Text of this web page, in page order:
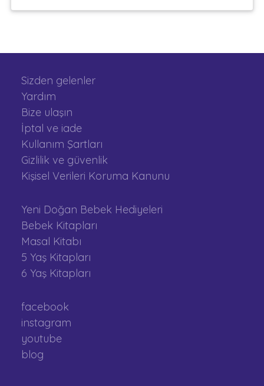
Sizden gelenler
Yardım
Bize ulaşın
İptal ve iade
Kullanım Şartları
Gizlilik ve güvenlik
Kişisel Verileri Koruma Kanunu
Yeni Doğan Bebek Hediyeleri
Bebek Kitapları
Masal Kitabı
5 Yaş Kitapları
6 Yaş Kitapları
facebook
instagram
youtube
blog